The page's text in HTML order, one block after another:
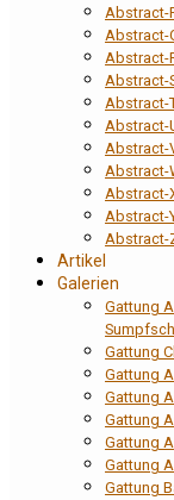
Abstract-
Abstract-
Abstract-
Abstract-
Abstract-
Abstract-
Abstract-
Abstract-
Abstract-
Abstract-
Abstract-
Artikel
Galerien
Gattung
Gattung
Gattung
Gattung
Gattung
Gattung
Gattung
Gattung